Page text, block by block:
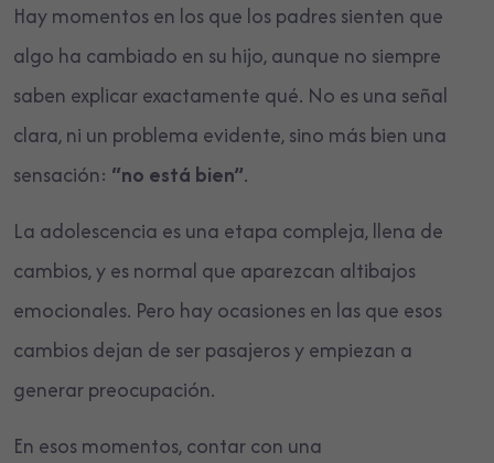
Hay momentos en los que los padres sienten que
algo ha cambiado en su hijo, aunque no siempre
saben explicar exactamente qué. No es una señal
clara, ni un problema evidente, sino más bien una
sensación: “no está bien”.
La adolescencia es una etapa compleja, llena de
cambios, y es normal que aparezcan altibajos
emocionales. Pero hay ocasiones en las que esos
cambios dejan de ser pasajeros y empiezan a
generar preocupación.
En esos momentos, contar con una